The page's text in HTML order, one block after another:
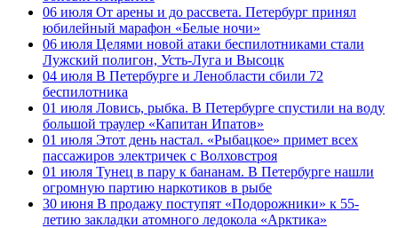
06 июля От арены и до рассвета. Петербург принял
юбилейный марафон «Белые ночи»
06 июля Целями новой атаки беспилотниками стали
Лужский полигон, Усть-Луга и Высоцк
04 июля В Петербурге и Ленобласти сбили 72
беспилотника
01 июля Ловись, рыбка. В Петербурге спустили на воду
большой траулер «Капитан Ипатов»
01 июля Этот день настал. «Рыбацкое» примет всех
пассажиров электричек с Волховстроя
01 июля Тунец в пару к бананам. В Петербурге нашли
огромную партию наркотиков в рыбе
30 июня В продажу поступят «Подорожники» к 55-
летию закладки атомного ледокола «Арктика»